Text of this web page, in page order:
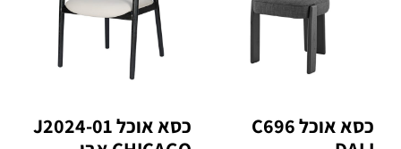
כסא אוכל C696
כסא אוכל J2024-01